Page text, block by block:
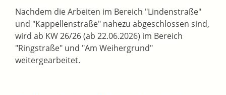
Nachdem die Arbeiten im Bereich "Lindenstraße"
und "Kappellenstraße" nahezu abgeschlossen sind,
wird ab KW 26/26 (ab 22.06.2026) im Bereich
"Ringstraße" und "Am Weihergrund"
weitergearbeitet.